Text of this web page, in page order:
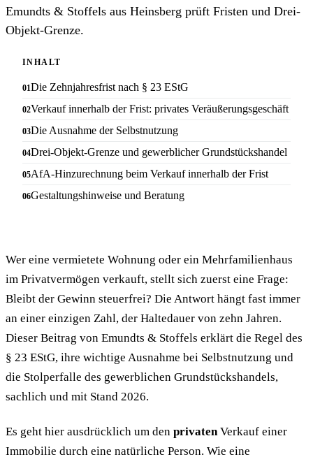
Emundts & Stoffels aus Heinsberg prüft Fristen und Drei-
Objekt-Grenze.
INHALT
Die Zehnjahresfrist nach § 23 EStG
Verkauf innerhalb der Frist: privates Veräußerungsgeschäft
Die Ausnahme der Selbstnutzung
Drei-Objekt-Grenze und gewerblicher Grundstückshandel
AfA-Hinzurechnung beim Verkauf innerhalb der Frist
Gestaltungshinweise und Beratung
Wer eine vermietete Wohnung oder ein Mehrfamilienhaus
im Privatvermögen verkauft, stellt sich zuerst eine Frage:
Bleibt der Gewinn steuerfrei? Die Antwort hängt fast immer
an einer einzigen Zahl, der Haltedauer von zehn Jahren.
Dieser Beitrag von Emundts & Stoffels erklärt die Regel des
§ 23 EStG, ihre wichtige Ausnahme bei Selbstnutzung und
die Stolperfalle des gewerblichen Grundstückshandels,
sachlich und mit Stand 2026.
Es geht hier ausdrücklich um den privatenVerkauf einer
Immobilie durch eine natürliche Person. Wie eine